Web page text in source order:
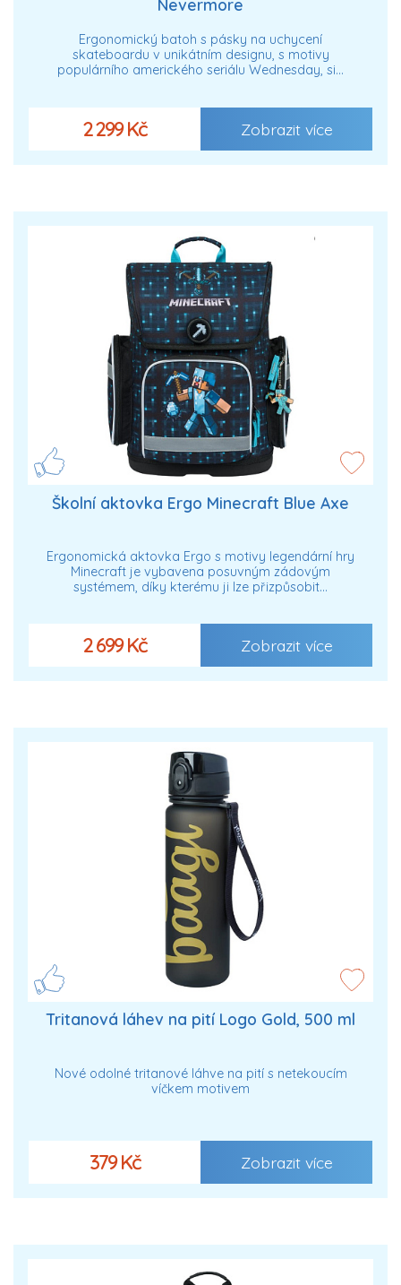
Nevermore
Ergonomický batoh s pásky na uchycení
skateboardu v unikátním designu, s motivy
populárního amerického seriálu Wednesday, si…
2 299 Kč Zobrazit více
Školní aktovka Ergo Minecraft Blue Axe
Ergonomická aktovka Ergo s motivy legendární hry
Minecraft je vybavena posuvným zádovým
systémem, díky kterému ji lze přizpůsobit…
2 699 Kč Zobrazit více
Tritanová láhev na pití Logo Gold, 500 ml
Nové odolné tritanové láhve na pití s netekoucím
víčkem motivem
379 Kč Zobrazit více